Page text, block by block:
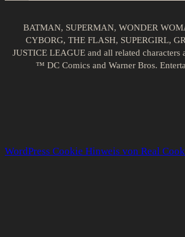
BATMAN, SUPERMAN, WONDER
CYBORG, THE FLASH, SUPERGIRL,
JUSTICE LEAGUE and all related characters
™ DC Comics and Warner Bros.
WordPress Cookie Hinweis von Real